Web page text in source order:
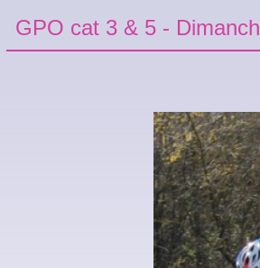
GPO cat 3 & 5 -